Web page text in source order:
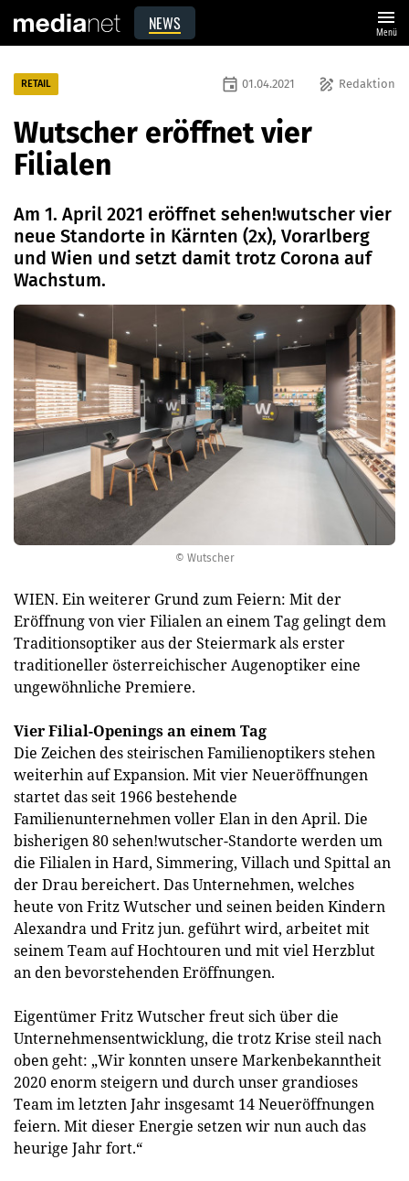
NEWS menu
Menü
© Wutscher
RETAIL draw Redaktion
event 01.04.2021
Wutscher eröffnet vier
Filialen
Am 1. April 2021 eröffnet sehen!wutscher vier
neue Standorte in Kärnten (2x), Vorarlberg
und Wien und setzt damit trotz Corona auf
Wachstum.
WIEN. Ein weiterer Grund zum Feiern: Mit der
Eröffnung von vier Filialen an einem Tag gelingt dem
Traditionsoptiker aus der Steiermark als erster
traditioneller österreichischer Augenoptiker eine
ungewöhnliche Premiere.
Vier Filial-Openings an einem Tag
Die Zeichen des steirischen Familienoptikers stehen
weiterhin auf Expansion. Mit vier Neueröffnungen
startet das seit 1966 bestehende
Familienunternehmen voller Elan in den April. Die
bisherigen 80 sehen!wutscher-Standorte werden um
die Filialen in Hard, Simmering, Villach und Spittal an
der Drau bereichert. Das Unternehmen, welches
heute von Fritz Wutscher und seinen beiden Kindern
Alexandra und Fritz jun. geführt wird, arbeitet mit
seinem Team auf Hochtouren und mit viel Herzblut
an den bevorstehenden Eröffnungen.
Eigentümer Fritz Wutscher freut sich über die
Unternehmensentwicklung, die trotz Krise steil nach
oben geht: „Wir konnten unsere Markenbekanntheit
2020 enorm steigern und durch unser grandioses
Team im letzten Jahr insgesamt 14 Neueröffnungen
feiern. Mit dieser Energie setzen wir nun auch das
heurige Jahr fort.“